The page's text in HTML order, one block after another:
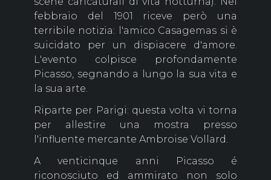
febbraio del 1901 riceve però una
terribile notizia: l'amico Casagemas si è
suicidato per un dispiacere d'amore.
L'evento colpisce profondamente
Picasso, segnando a lungo la sua vita e
la sua arte.
Riparte per Parigi: questa volta vi torna
per allestire una mostra presso
l'influente mercante Ambroise Vollard.
A venticinque anni Picasso é
riconosciuto ed ammirato non solo